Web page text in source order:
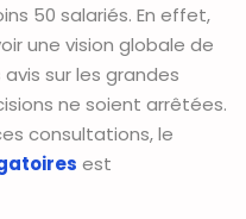
50 salariés. En effet,
une vision globale de
sur les grandes
ne soient arrêtées.
consultations, le
est